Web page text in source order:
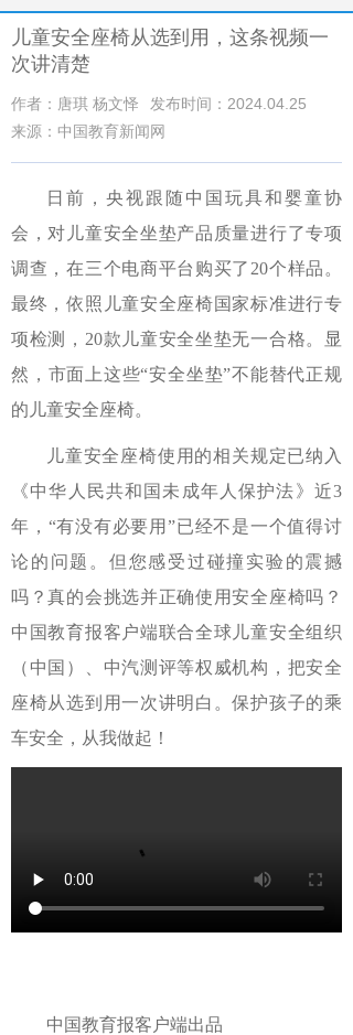
儿童安全座椅从选到用，这条视频一
次讲清楚
作者：唐琪 杨文怿
发布时间：2024.04.25
来源：中国教育新闻网
日前，央视跟随中国玩具和婴童协
会，对儿童安全坐垫产品质量进行了专项
调查，在三个电商平台购买了20个样品。
最终，依照儿童安全座椅国家标准进行专
项检测，20款儿童安全坐垫无一合格。显
然，市面上这些“安全坐垫”不能替代正规
的儿童安全座椅。
儿童安全座椅使用的相关规定已纳入
《中华人民共和国未成年人保护法》近3
年，“有没有必要用”已经不是一个值得讨
论的问题。但您感受过碰撞实验的震撼
吗？真的会挑选并正确使用安全座椅吗？
中国教育报客户端联合全球儿童安全组织
（中国）、中汽测评等权威机构，把安全
座椅从选到用一次讲明白。保护孩子的乘
车安全，从我做起！
中国教育报客户端出品